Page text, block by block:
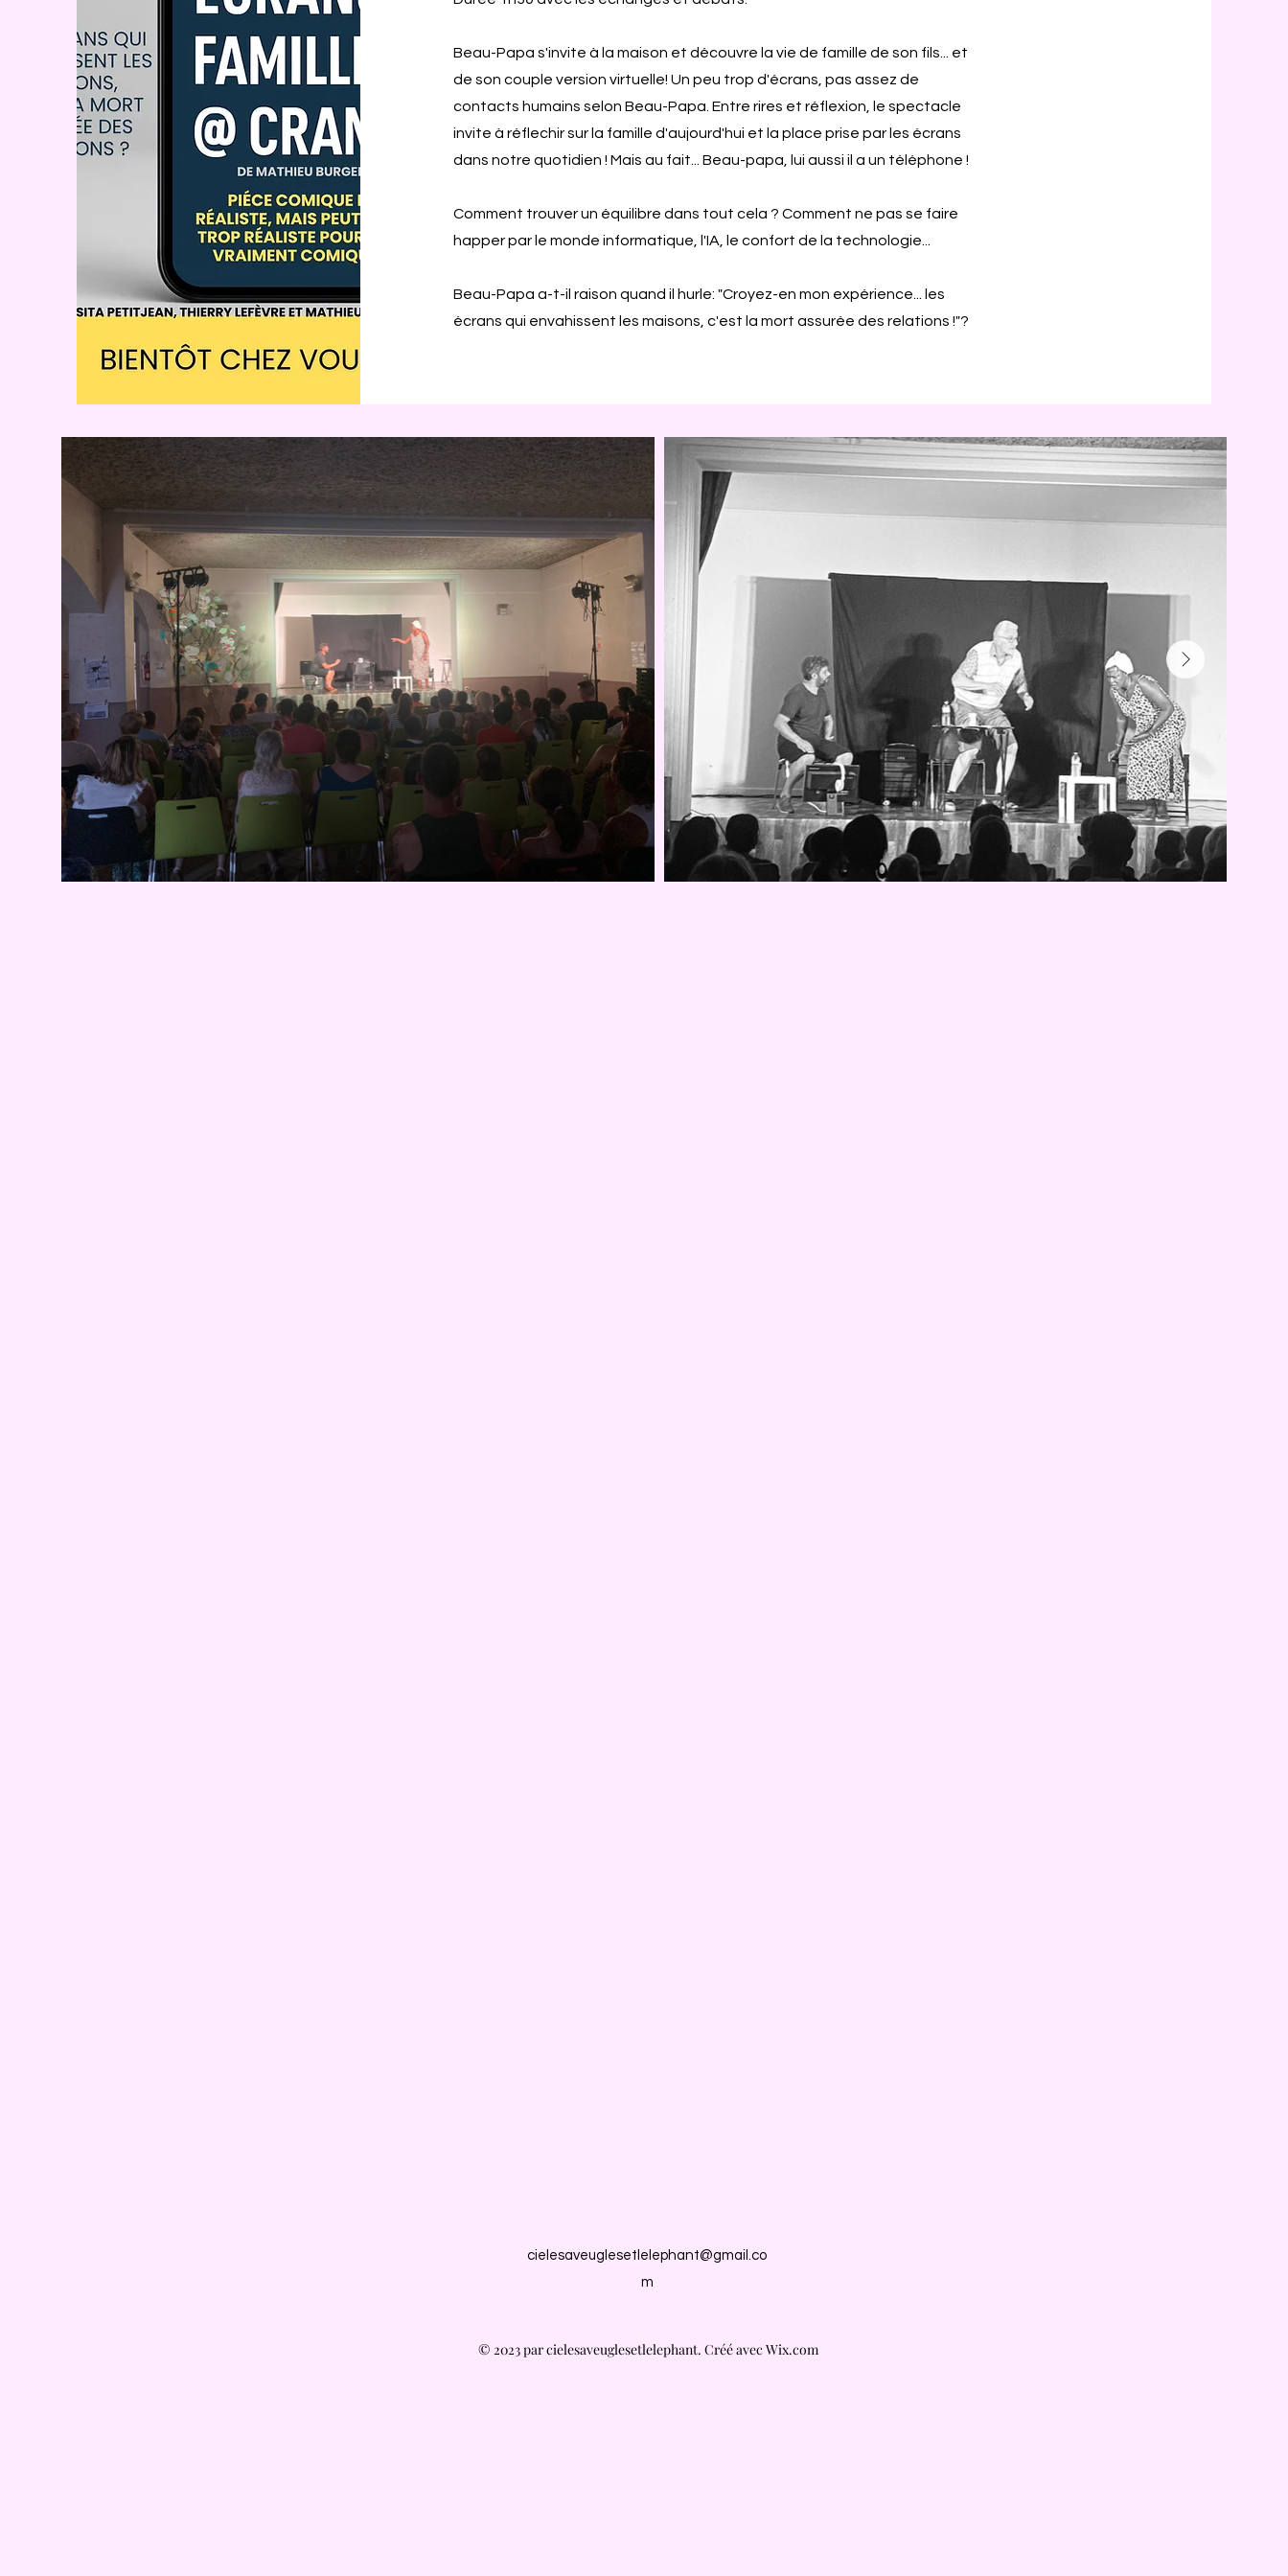
Beau-Papa s'invite à la maison et découvre la vie de famille de son fils... et
de son couple version virtuelle! Un peu trop d'écrans, pas assez de
contacts humains selon Beau-Papa. Entre rires et réflexion, le spectacle
invite à réflechir sur la famille d'aujourd'hui et la place prise par les écrans
dans notre quotidien ! Mais au fait... Beau-papa, lui aussi il a un téléphone !
Comment trouver un équilibre dans tout cela ? Comment ne pas se faire
happer par le monde informatique, l'IA, le confort de la technologie...
Beau-Papa a-t-il raison quand il hurle: "Croyez-en mon expérience... les
écrans qui envahissent les maisons, c'est la mort assurée des relations !"?
cielesaveuglesetlelephant@gmail.co
m
© 2023 par cielesaveuglesetlelephant. Créé avec Wix.com